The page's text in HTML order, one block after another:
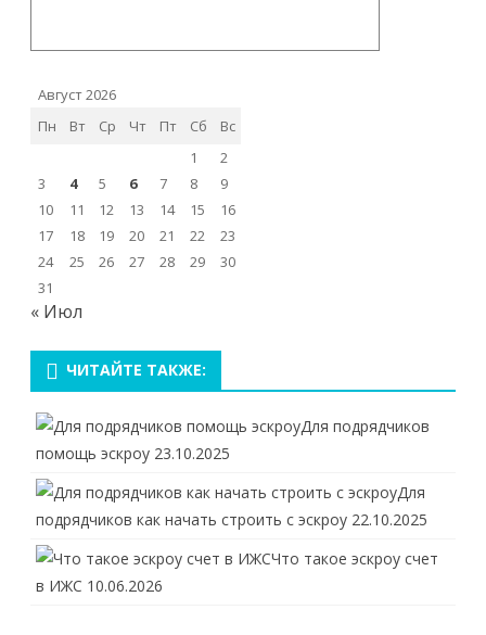
Август 2026
Пн
Вт Ср Чт Пт Сб
Вс
1
2
3
4 5 6 7 8
9
10
11 12 13 14 15
16
17
18 19 20 21 22
23
24
25 26 27 28 29
30
31
« Июл
ЧИТАЙТЕ ТАКЖЕ:
Для подрядчиков
помощь эскроу 23.10.2025
Для
подрядчиков как начать строить с эскроу 22.10.2025
Что такое эскроу счет
в ИЖС 10.06.2026